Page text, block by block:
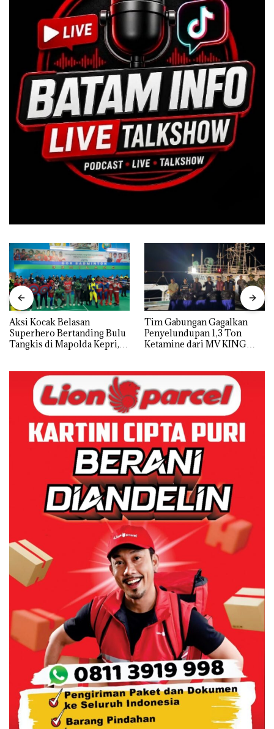
Aksi Kocak Belasan
Superhero Bertanding Bulu
Tangkis di Mapolda Kepri,
Tim Gabungan Gagalkan
Penyelundupan 1,3 Ton
Ketamine dari MV KING